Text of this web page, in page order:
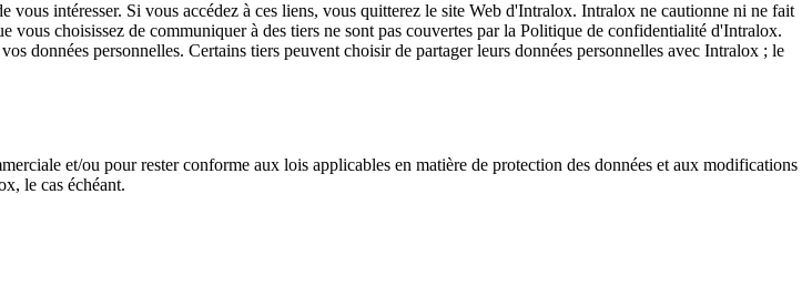
intéresser. Si vous accédez à ces liens, vous quitterez le site Web d'Intralox. Intralox ne cautionne ni ne fait
vous choisissez de communiquer à des tiers ne sont pas couvertes par la Politique de confidentialité d'Intralox.
données personnelles. Certains tiers peuvent choisir de partager leurs données personnelles avec Intralox ; le
et/ou pour rester conforme aux lois applicables en matière de protection des données et aux modifications
le cas échéant.